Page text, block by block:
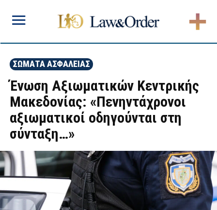
ΣΩΜΑΤΑ ΑΣΦΑΛΕΙΑΣ
Ένωση Αξιωματικών Κεντρικής
Μακεδονίας: «Πενηντάχρονοι
αξιωματικοί οδηγούνται στη
σύνταξη…»